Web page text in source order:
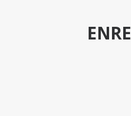
TRANSACCIONES RELEVANTES
ENRE